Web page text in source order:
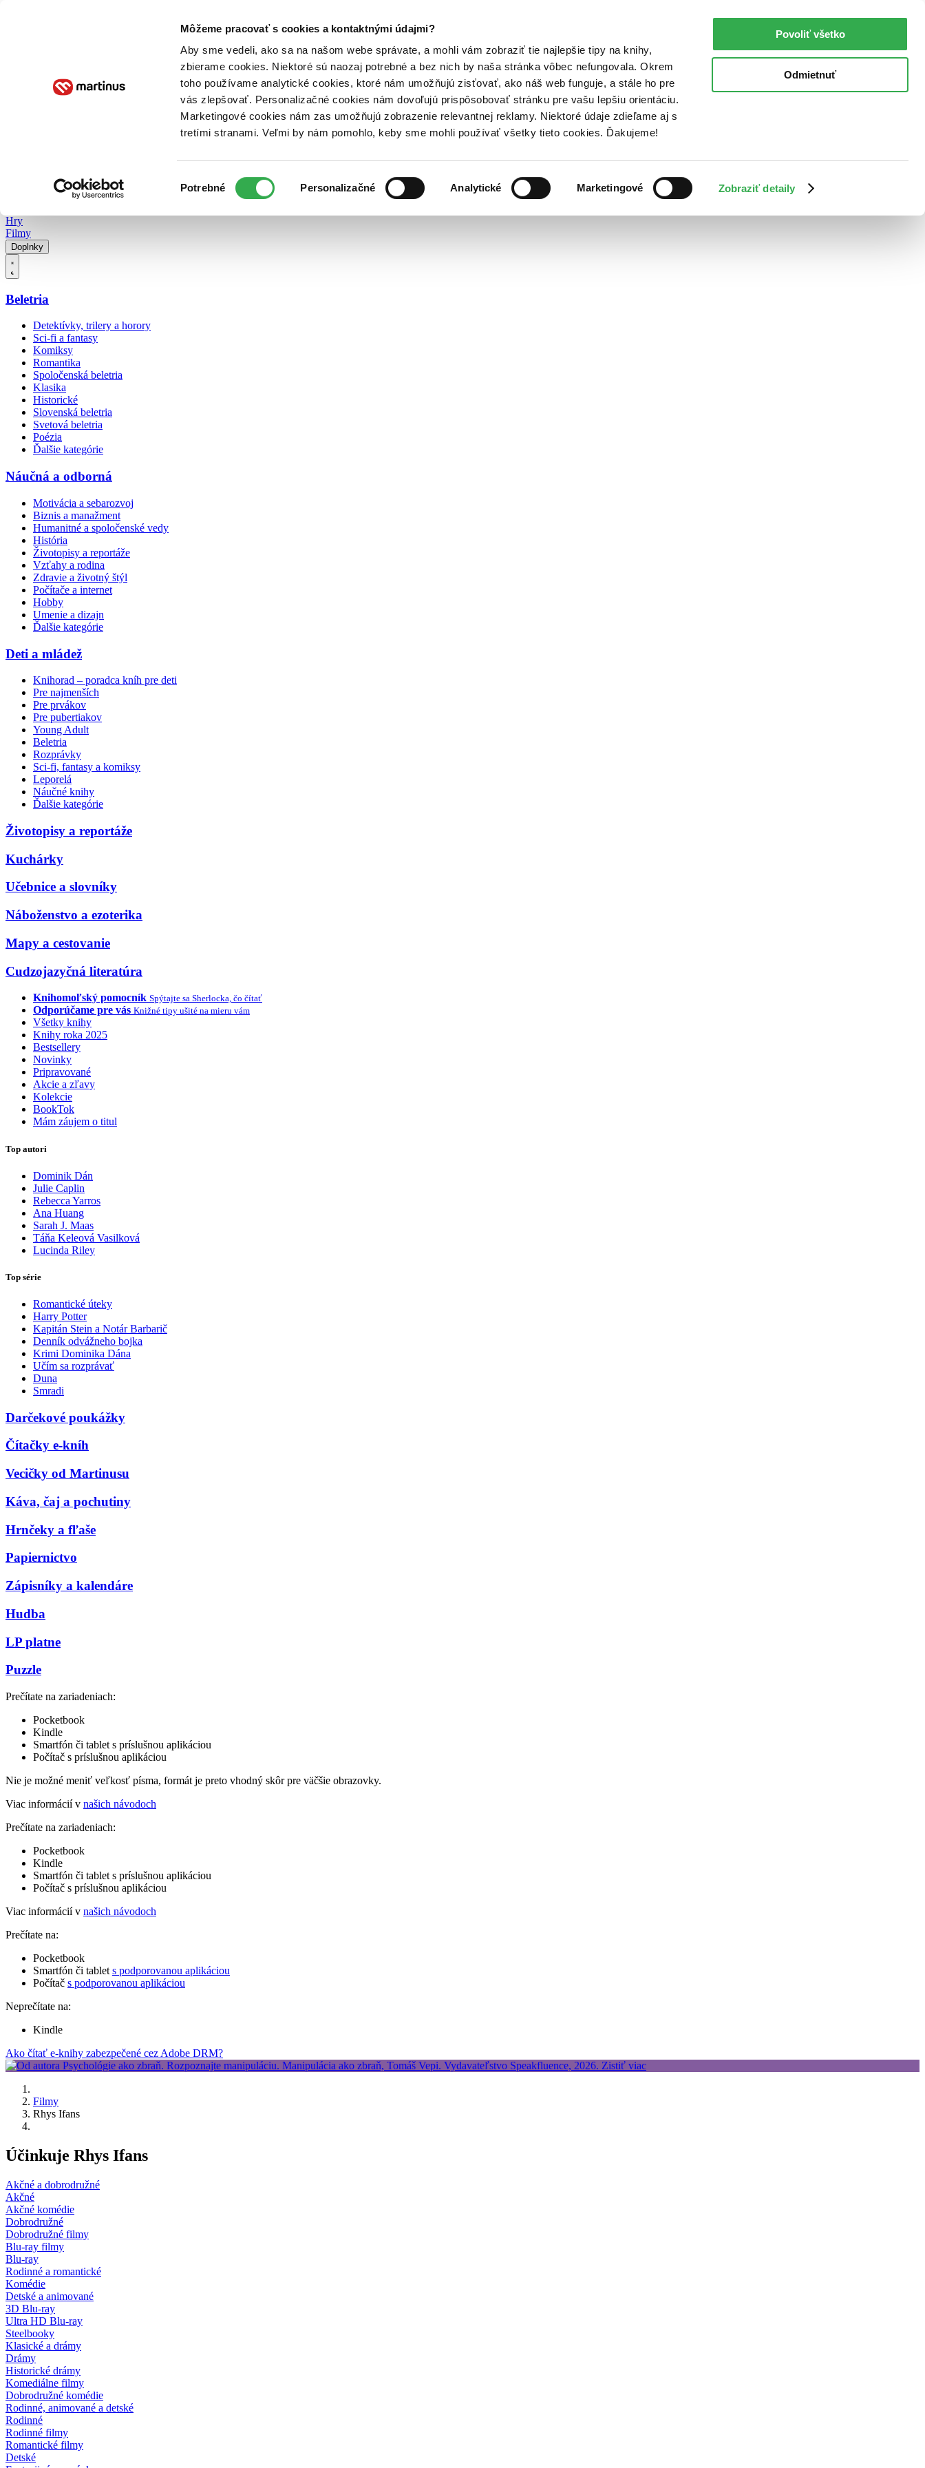
Môžeme pracovať s cookies a kontaktnými údajmi?
Aby sme vedeli, ako sa na našom webe správate, a mohli vám zobraziť tie najlepšie tipy na knihy,
zbierame cookies. Niektoré sú naozaj potrebné a bez nich by naša stránka vôbec nefungovala. Okrem
toho používame analytické cookies, ktoré nám umožňujú zisťovať, ako náš web funguje, a stále ho pre
vás zlepšovať. Personalizačné cookies nám dovoľujú prispôsobovať stránku pre vašu lepšiu orientáciu.
Marketingové cookies nám zas umožňujú zobrazenie relevantnej reklamy. Niektoré údaje zdieľame aj s
tretími stranami. Veľmi by nám pomohlo, keby sme mohli používať všetky tieto cookies. Ďakujeme!
súhlasu
Potrebné Personalizačné Analytické Marketingové Zobraziť detaily
Povoliť všetko
Odmietnuť
Poukážky Kontakt
Hry
Filmy
Doplnky
Beletria
Detektívky, trilery a horory
Sci-fi a fantasy
Komiksy
Romantika
Spoločenská beletria
Klasika
Historické
Slovenská beletria
Svetová beletria
Poézia
Ďalšie kategórie
Náučná a odborná
Motivácia a sebarozvoj
Biznis a manažment
Humanitné a spoločenské vedy
História
Životopisy a reportáže
Vzťahy a rodina
Zdravie a životný štýl
Počítače a internet
Hobby
Umenie a dizajn
Ďalšie kategórie
Deti a mládež
Knihorad – poradca kníh pre deti
Pre najmenších
Pre prvákov
Pre pubertiakov
Young Adult
Beletria
Rozprávky
Sci-fi, fantasy a komiksy
Leporelá
Náučné knihy
Ďalšie kategórie
Životopisy a reportáže
Kuchárky
Učebnice a slovníky
Náboženstvo a ezoterika
Mapy a cestovanie
Cudzojazyčná literatúra
Knihomoľský pomocník Spýtajte sa Sherlocka, čo čítať
Odporúčame pre vás Knižné tipy ušité na mieru vám
Všetky knihy
Knihy roka 2025
Bestsellery
Novinky
Pripravované
Akcie a zľavy
Kolekcie
BookTok
Mám záujem o titul
Top autori
Dominik Dán
Julie Caplin
Rebecca Yarros
Ana Huang
Sarah J. Maas
Táňa Keleová Vasilková
Lucinda Riley
Top série
Romantické úteky
Harry Potter
Kapitán Stein a Notár Barbarič
Denník odvážneho bojka
Krimi Dominika Dána
Učím sa rozprávať
Duna
Smradi
Darčekové poukážky
Čítačky e-kníh
Vecičky od Martinusu
Káva, čaj a pochutiny
Hrnčeky a fľaše
Papiernictvo
Zápisníky a kalendáre
Hudba
LP platne
Puzzle
Prečítate na zariadeniach:
Pocketbook
Kindle
Smartfón či tablet s príslušnou aplikáciou
Počítač s príslušnou aplikáciou
Nie je možné meniť veľkosť písma, formát je preto vhodný skôr pre väčšie obrazovky.
Viac informácií v našich návodoch
Prečítate na zariadeniach:
Pocketbook
Kindle
Smartfón či tablet s príslušnou aplikáciou
Počítač s príslušnou aplikáciou
Viac informácií v našich návodoch
Prečítate na:
Pocketbook
Smartfón či tablet s podporovanou aplikáciou
Počítač s podporovanou aplikáciou
Neprečítate na:
Kindle
Ako čítať e-knihy zabezpečené cez Adobe DRM?
Filmy
Rhys Ifans
Účinkuje Rhys Ifans
Akčné a dobrodružné
Akčné
Akčné komédie
Dobrodružné
Dobrodružné filmy
Blu-ray filmy
Blu-ray
Rodinné a romantické
Komédie
Detské a animované
3D Blu-ray
Ultra HD Blu-ray
Steelbooky
Klasické a drámy
Drámy
Historické drámy
Komediálne filmy
Dobrodružné komédie
Rodinné, animované a detské
Rodinné
Rodinné filmy
Romantické filmy
Detské